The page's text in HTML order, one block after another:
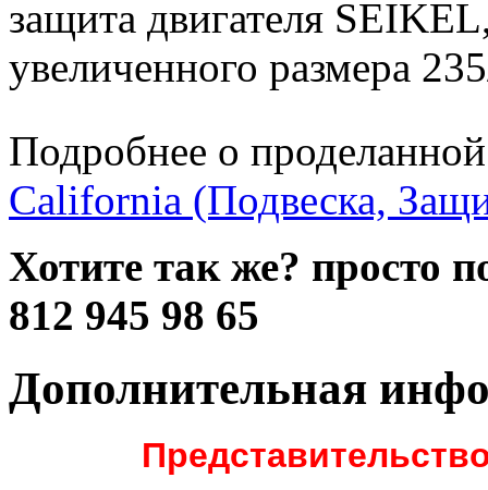
защита двигателя
увеличенного размера
Подробнее о
California (Подвеска,
Хотите так же? просто
812 945 98 65
Дополнительная